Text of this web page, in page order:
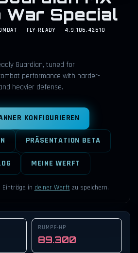
War Special
FLY-READY 4.9.186.42610
Guardian, tuned for
performance with harder-
heavier defense.
KONFIGURIEREN
PRÄSENTATION BETA
MEINE WERFT
Einträge in deiner Werft zu speichern.
RUMPF-HP
89.300